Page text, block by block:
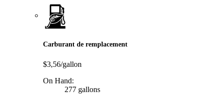
Carburant de remplacement
$3,56/gallon
On Hand:
277 gallons